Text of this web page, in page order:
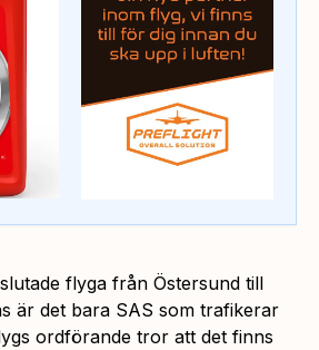
flyga från Östersund till
är det bara SAS som trafikerar
ordförande tror att det finns